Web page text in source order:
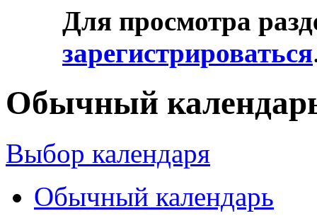
Для просмотра
зарегистрироваться
Обычный
Выбор календаря
Обычный календарь